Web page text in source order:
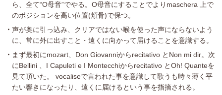
ら、全て“O母音”でやる。O母音にすることでよりmaschera 上で
のポジションを高い位置(頬骨)で保つ。
声が奥に引っ込み、クリアではない喉を使った声にならないよう
に、常に外に出すこと・遠くに向かって届けることを意識する。
まず最初にmozart、Don Giovanniからrecitativo とNon mi dir。次
にBellini 、I Capuleti e I Montecchiからrecitativo とOh! Quanteを
見て頂いた。 vocaliseで言われた事を意識して歌うも時々薄く平
たい響きになったり、遠くに届けるという事を指摘される。